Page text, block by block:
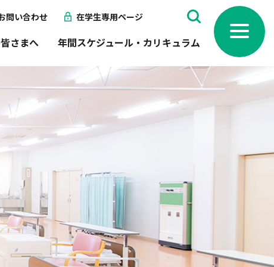
toggle
navigation
問い合わせ 在学生専用ページ
さまへ 年間スケジュール・カリキュラム